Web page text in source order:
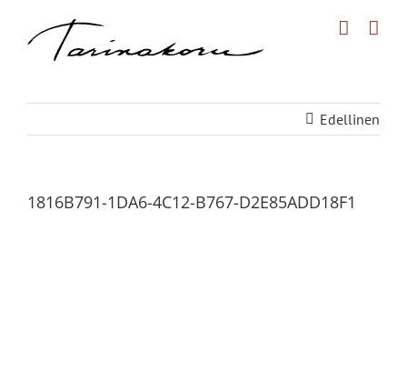
Edellinen
1816B791-1DA6-4C12-B767-D2E85ADD18F1